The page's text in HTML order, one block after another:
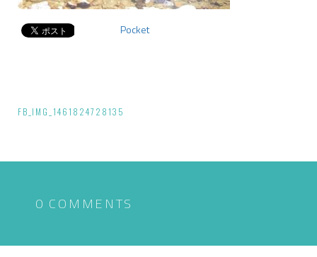
Pocket
投
ナ
FB_IMG_1461824728135
0 COMMENTS